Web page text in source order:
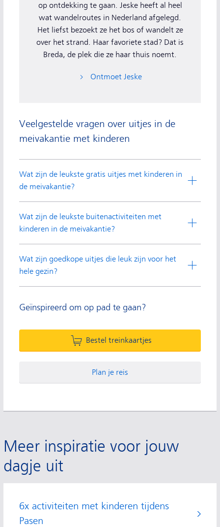
op ontdekking te gaan. Jeske heeft al heel
wat wandelroutes in Nederland afgelegd.
Het liefst bezoekt ze het bos of wandelt ze
over het strand. Haar favoriete stad? Dat is
Breda, de plek die ze haar thuis noemt.
Ontmoet Jeske
Veelgestelde vragen over uitjes in de
meivakantie met kinderen
Wat zijn de leukste gratis uitjes met kinderen in
de meivakantie?
Wat zijn de leukste buitenactiviteiten met
kinderen in de meivakantie?
Wat zijn goedkope uitjes die leuk zijn voor het
hele gezin?
Geïnspireerd om op pad te gaan?
Bestel treinkaartjes
Plan je reis
Meer inspiratie voor jouw
dagje uit
6x activiteiten met kinderen tijdens
Pasen